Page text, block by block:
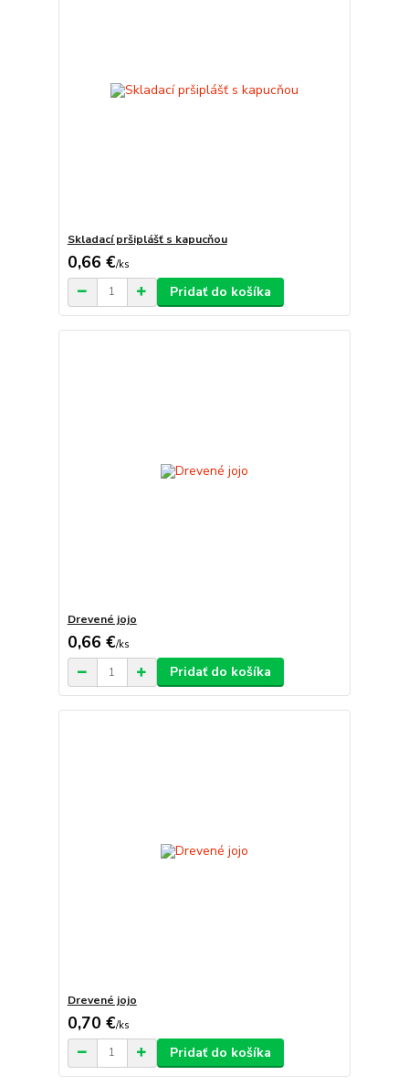
Skladací pršiplášť s kapucňou
0,66 €/ks
Pridať do košíka
Drevené jojo
0,66 €/ks
Pridať do košíka
Drevené jojo
0,70 €/ks
Pridať do košíka